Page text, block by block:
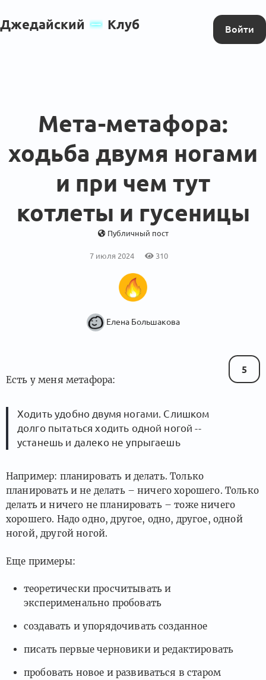
Джедайский Клуб Войти
Мета-метафора:
ходьба двумя ногами
и при чем тут
котлеты и гусеницы
Публичный пост
7 июля 2024 310
Елена Большакова
5
Есть у меня метафора:
Ходить удобно двумя ногами. Слишком
долго пытаться ходить одной ногой --
устанешь и далеко не упрыгаешь
Например: планировать и делать. Только
планировать и не делать – ничего хорошего. Только
делать и ничего не планировать – тоже ничего
хорошего. Надо одно, другое, одно, другое, одной
ногой, другой ногой.
Еще примеры:
теоретически просчитывать и
эксперименально пробовать
создавать и упорядочивать созданное
писать первые черновики и редактировать
пробовать новое и развиваться в старом